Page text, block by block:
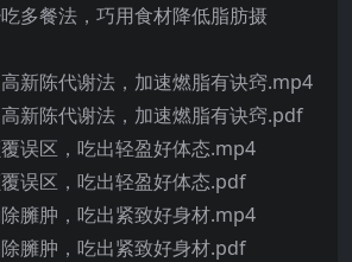
吃多餐法，巧用食材降低脂肪摄
高新陈代谢法，加速燃脂有诀窍.mp4
高新陈代谢法，加速燃脂有诀窍.pdf
覆误区，吃出轻盈好体态.mp4
覆误区，吃出轻盈好体态.pdf
除臃肿，吃出紧致好身材.mp4
除臃肿，吃出紧致好身材.pdf